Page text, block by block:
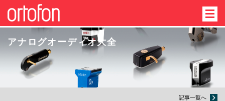
アナログオーディオ大全
記事一覧へ